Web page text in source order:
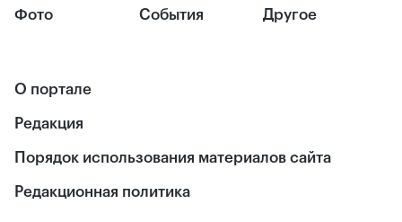
Фото События Другое
О портале
Редакция
Порядок использования материалов сайта
Редакционная политика